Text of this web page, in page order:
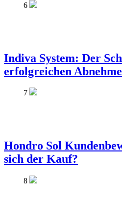
6
Indiva System: Der
erfolgreichen
7
Hondro Sol
sich der Kauf?
8